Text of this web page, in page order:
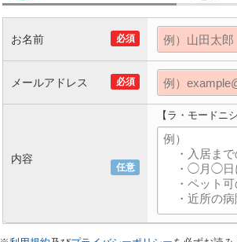
必須
お名前
必須
メールアドレス
任意
内容
【ラ・モードニ